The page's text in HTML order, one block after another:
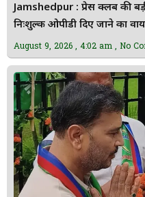
Jamshedpur : प्रेस क्लब की
निःशुल्क ओपीडी दिए जाने का
August 9, 2026 4:02 am No